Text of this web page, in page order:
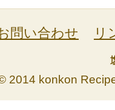
問い合わせ リ
2014 konkon